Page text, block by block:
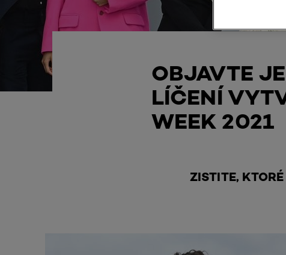
OBJAVTE
LÍČENÍ
WEEK 2021
ZISTITE,